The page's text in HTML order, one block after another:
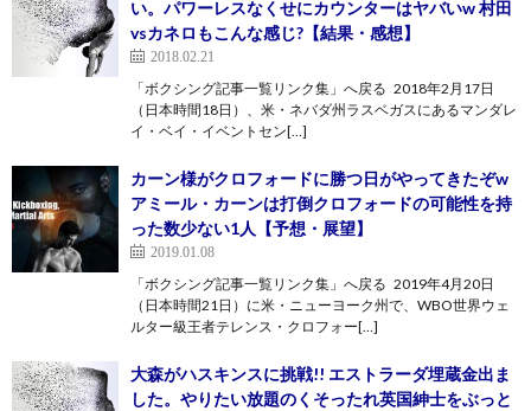
い。パワーレスなくせにカウンターはヤバいw 村田
vsカネロもこんな感じ?【結果・感想】
2018.02.21
「ボクシング記事一覧リンク集」へ戻る 2018年2月17日
（日本時間18日）、米・ネバダ州ラスベガスにあるマンダレ
イ・ベイ・イベントセン[…]
カーン様がクロフォードに勝つ日がやってきたぞw
アミール・カーンは打倒クロフォードの可能性を持
った数少ない1人【予想・展望】
2019.01.08
「ボクシング記事一覧リンク集」へ戻る 2019年4月20日
（日本時間21日）に米・ニューヨーク州で、WBO世界ウェ
ルター級王者テレンス・クロフォー[…]
大森がハスキンスに挑戦!! エストラーダ埋蔵金出ま
した。やりたい放題のくそったれ英国紳士をぶっと